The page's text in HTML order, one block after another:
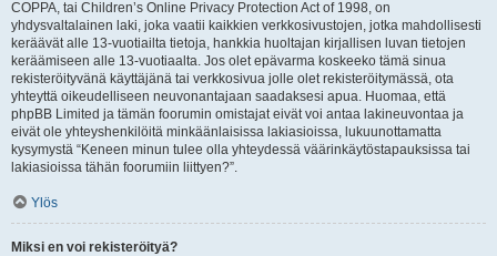
COPPA, tai Children’s Online Privacy Protection Act of 1998, on
yhdysvaltalainen laki, joka vaatii kaikkien verkkosivustojen, jotka mahdollisesti
keräävät alle 13-vuotiailta tietoja, hankkia huoltajan kirjallisen luvan tietojen
keräämiseen alle 13-vuotiaalta. Jos olet epävarma koskeeko tämä sinua
rekisteröityvänä käyttäjänä tai verkkosivua jolle olet rekisteröitymässä, ota
yhteyttä oikeudelliseen neuvonantajaan saadaksesi apua. Huomaa, että
phpBB Limited ja tämän foorumin omistajat eivät voi antaa lakineuvontaa ja
eivät ole yhteyshenkilöitä minkäänlaisissa lakiasioissa, lukuunottamatta
kysymystä “Keneen minun tulee olla yhteydessä väärinkäytöstapauksissa tai
lakiasioissa tähän foorumiin liittyen?”.
Ylös
Miksi en voi rekisteröityä?